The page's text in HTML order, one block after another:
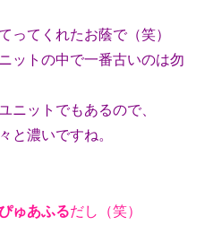
ってくれたお蔭で（笑）
ットの中で一番古いのは勿
ニットでもあるので、
と濃いですね。
ゅあふるだし（笑）